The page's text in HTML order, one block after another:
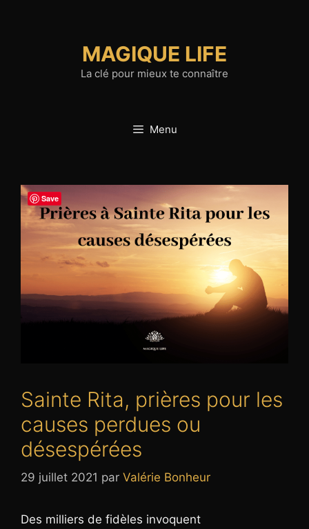
MAGIQUE LIFE
La clé pour mieux te connaître
Menu
Sainte Rita, prières pour les
causes perdues ou
désespérées
29 juillet 2021 par Valérie Bonheur
Des milliers de fidèles invoquent
Save